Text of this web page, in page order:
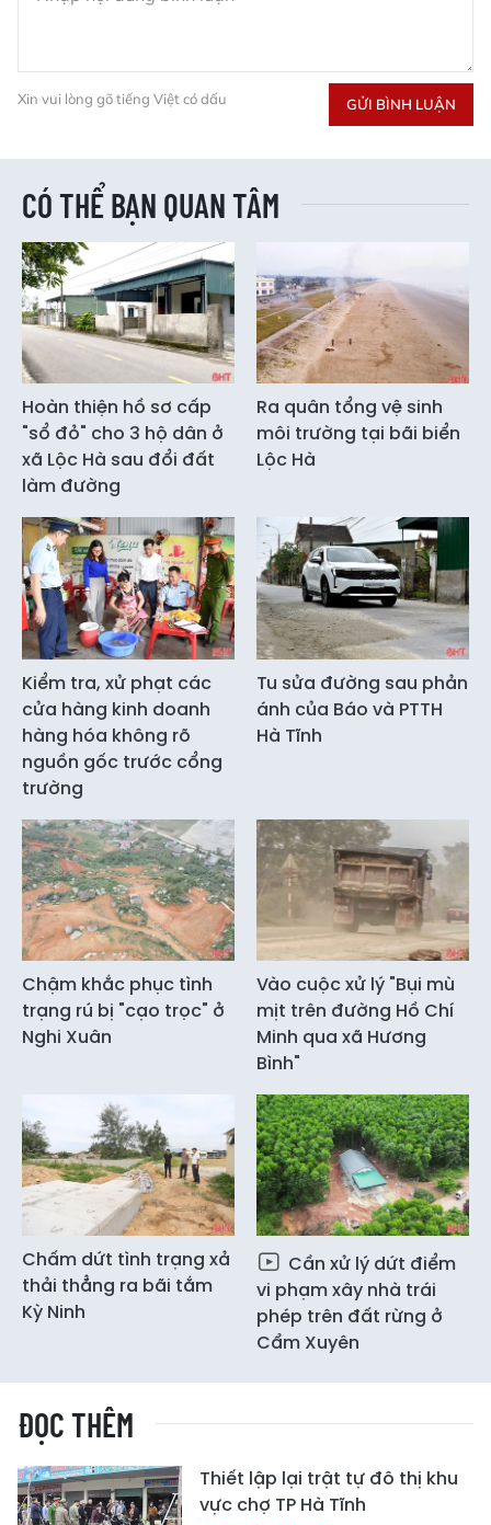
Xin vui lòng gõ tiếng Việt có dấu GỬI BÌNH LUẬN
CÓ THỂ BẠN QUAN TÂM
Hoàn thiện hồ sơ cấp
"sổ đỏ" cho 3 hộ dân ở
xã Lộc Hà sau đổi đất
làm đường
Ra quân tổng vệ sinh
môi trường tại bãi biển
Lộc Hà
Kiểm tra, xử phạt các
cửa hàng kinh doanh
hàng hóa không rõ
nguồn gốc trước cổng
trường
Tu sửa đường sau phản
ánh của Báo và PTTH
Hà Tĩnh
Chậm khắc phục tình
trạng rú bị "cạo trọc" ở
Nghi Xuân
Vào cuộc xử lý "Bụi mù
mịt trên đường Hồ Chí
Minh qua xã Hương
Bình"
Chấm dứt tình trạng xả
thải thẳng ra bãi tắm
Kỳ Ninh
Cần xử lý dứt điểm
vi phạm xây nhà trái
phép trên đất rừng ở
Cẩm Xuyên
ĐỌC THÊM
Thiết lập lại trật tự đô thị khu
vực chợ TP Hà Tĩnh